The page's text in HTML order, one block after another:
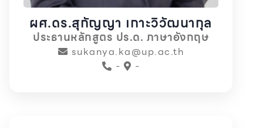
ผศ.ดร.สุกัญญา เกาะวิวัฒนากุล
ประธานหลักสูตร ปร.ด. ภาษาอังกฤษ
sukanya.ka@up.ac.th
-
-